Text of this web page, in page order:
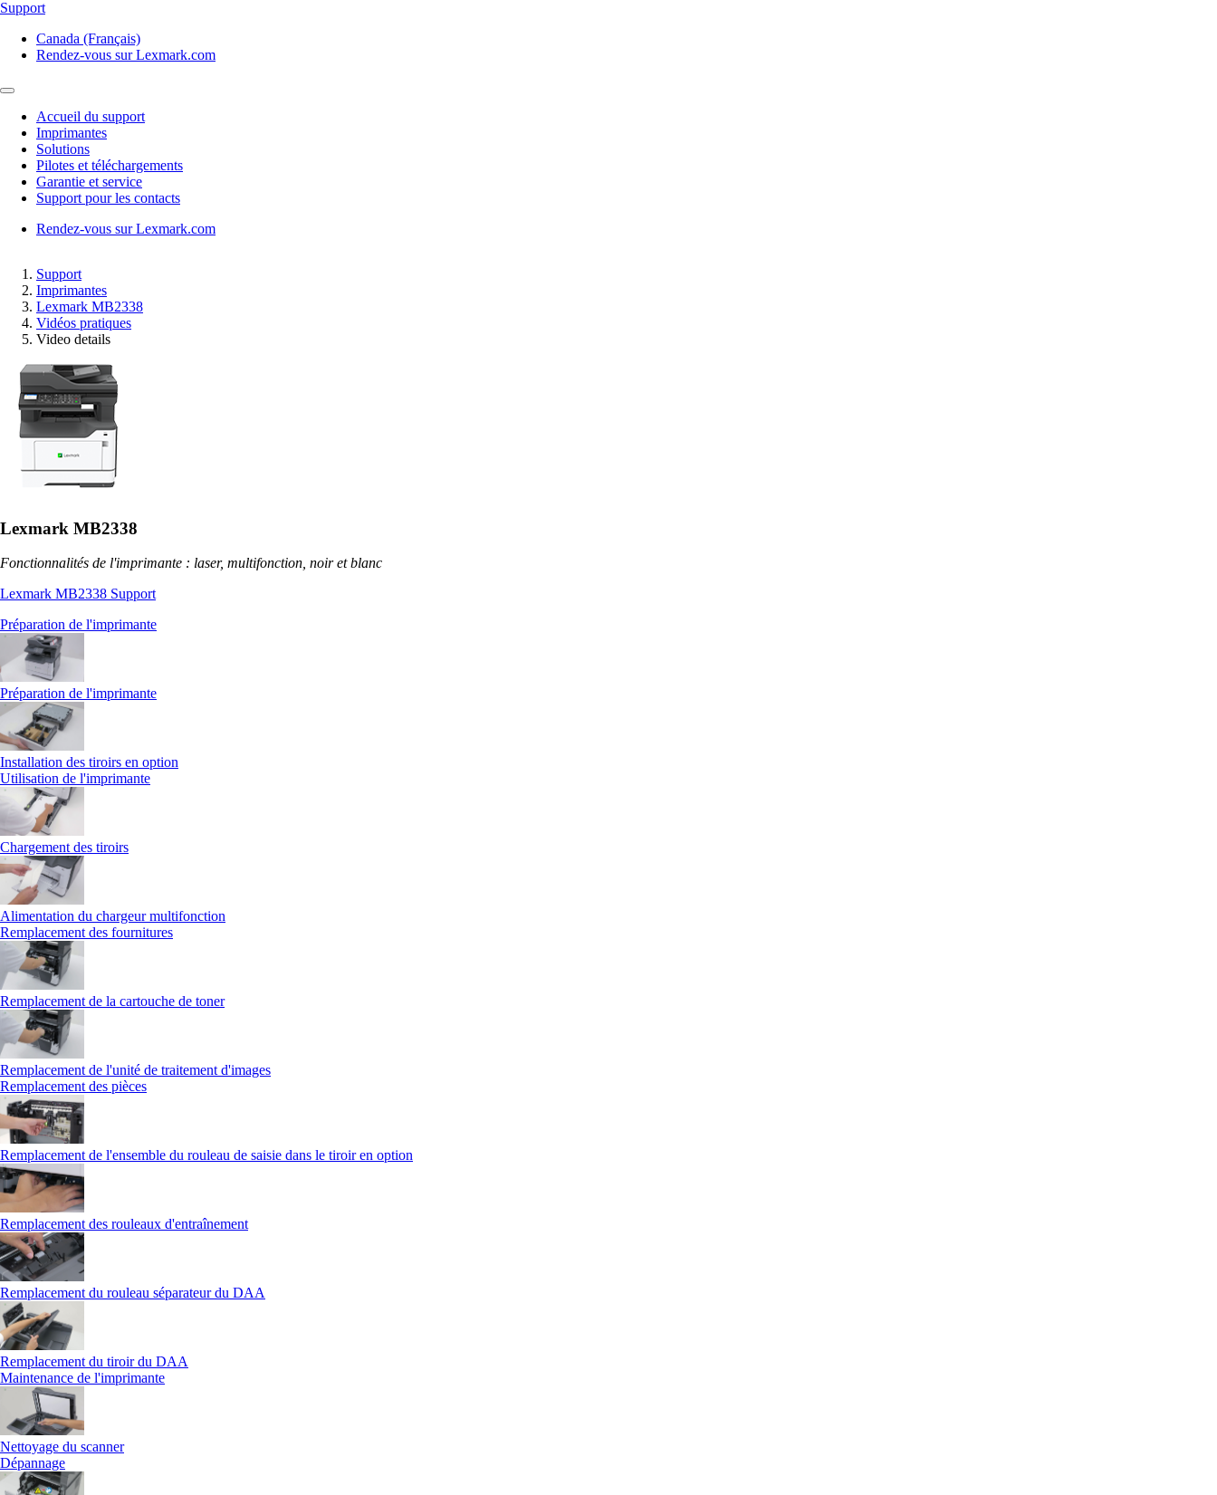
Support
Canada (Français)
Rendez-vous sur Lexmark.com
Accueil du support
Imprimantes
Solutions
Pilotes et téléchargements
Garantie et service
Support pour les contacts
Rendez-vous sur Lexmark.com
Support
Imprimantes
Lexmark MB2338
Vidéos pratiques
Video details
Lexmark MB2338
Fonctionnalités de l'imprimante : laser, multifonction, noir et blanc
Lexmark MB2338 Support
Préparation de l'imprimante
Préparation de l'imprimante
Installation des tiroirs en option
Utilisation de l'imprimante
Chargement des tiroirs
Alimentation du chargeur multifonction
Remplacement des fournitures
Remplacement de la cartouche de toner
Remplacement de l'unité de traitement d'images
Remplacement des pièces
Remplacement de l'ensemble du rouleau de saisie dans le tiroir en option
Remplacement des rouleaux d'entraînement
Remplacement du rouleau séparateur du DAA
Remplacement du tiroir du DAA
Maintenance de l'imprimante
Nettoyage du scanner
Dépannage